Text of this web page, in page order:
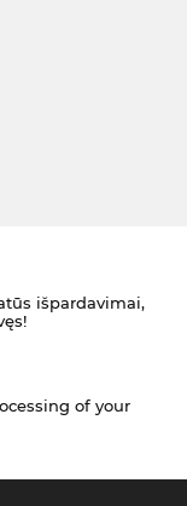
išpardavimai,
of your